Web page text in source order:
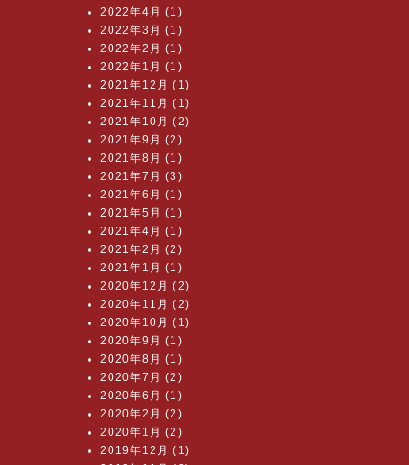
2022年4月 (1)
2022年3月 (1)
2022年2月 (1)
2022年1月 (1)
2021年12月 (1)
2021年11月 (1)
2021年10月 (2)
2021年9月 (2)
2021年8月 (1)
2021年7月 (3)
2021年6月 (1)
2021年5月 (1)
2021年4月 (1)
2021年2月 (2)
2021年1月 (1)
2020年12月 (2)
2020年11月 (2)
2020年10月 (1)
2020年9月 (1)
2020年8月 (1)
2020年7月 (2)
2020年6月 (1)
2020年2月 (2)
2020年1月 (2)
2019年12月 (1)